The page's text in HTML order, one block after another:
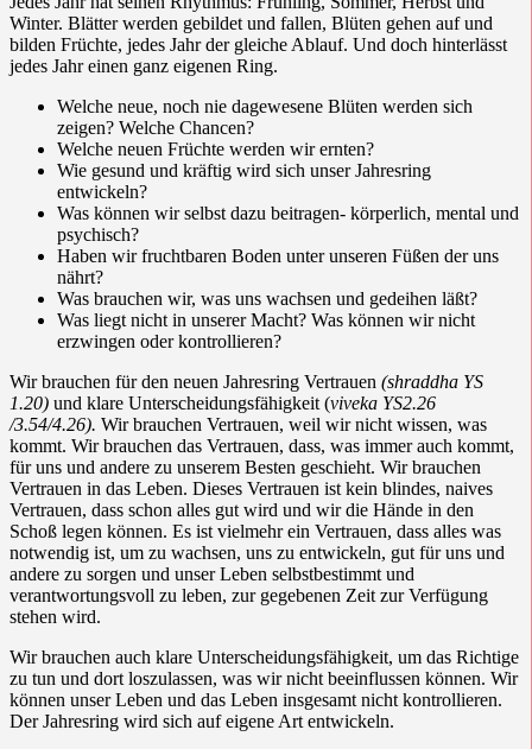
Winter. Blätterwerden gebildet und fallen, Blüten gehen auf und
bilden Früchte, jedes Jahr der gleiche Ablauf. Und doch hinterlässt
jedes Jahr einen ganz eigenen Ring.
Welche neue, noch nie dagewesene Blüten werden sich
zeigen? Welche Chancen?
Welche neuen Früchte werden wir ernten?
Wie gesund und kräftig wird sich unser Jahresring
entwickeln?
Was können wir selbst dazu beitragen- körperlich, mental und
psychisch?
Haben wir fruchtbaren Boden unter unseren Füßen der uns
nährt?
Was brauchen wir, was uns wachsen und gedeihen läßt?
Was liegt nicht in unserer Macht? Was können wir nicht
erzwingen oder kontrollieren?
Wir brauchen für den neuen Jahresring Vertrauen (shraddha YS
1.20) und klare Unterscheidungsfähigkeit (viveka YS2.26
/3.54/4.26). Wir brauchen Vertrauen, weil wir nicht wissen, was
kommt. Wir brauchen das Vertrauen, dass, was immer auch kommt,
für uns und andere zu unserem Besten geschieht. Wir brauchen
Vertrauen in das Leben. Dieses Vertrauen ist kein blindes, naives
Vertrauen, dass schon alles gut wird und wir die Hände in den
Schoß legen können. Es ist vielmehr ein Vertrauen, dass alles was
notwendig ist, um zu wachsen, uns zu entwickeln, gut für uns und
andere zu sorgen und unser Leben selbstbestimmt und
verantwortungsvoll zu leben, zur gegebenen Zeit zur Verfügung
stehen wird.
Wir brauchen auch klare Unterscheidungsfähigkeit, um das Richtige
zu tun und dort loszulassen, was wir nicht beeinflussen können. Wir
können unser Leben und das Leben insgesamt nicht kontrollieren.
Der Jahresring wird sich auf eigene Art entwickeln.